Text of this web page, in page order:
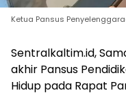
Ketua Pansus
Sentralkaltim.id,
akhir Pansus
Hidup pada Rapat